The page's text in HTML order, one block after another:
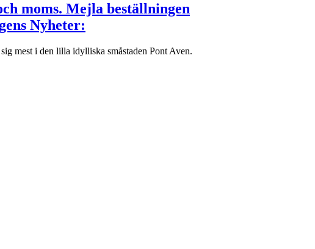
moms. Mejla beställningen
Nyheter:
mest i den lilla idylliska småstaden Pont Aven.